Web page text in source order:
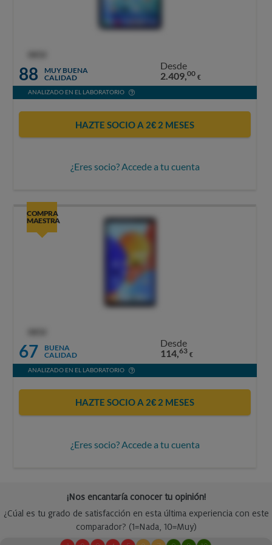
88
MUY BUENA
CALIDAD
Desde
2.409,00 €
ANALIZADO EN EL LABORATORIO
HAZTE SOCIO A 2€ 2 MESES
¿Eres socio? Accede a tu cuenta
COMPRA
MAESTRA
67
BUENA
CALIDAD
Desde
114,63 €
ANALIZADO EN EL LABORATORIO
HAZTE SOCIO A 2€ 2 MESES
¿Eres socio? Accede a tu cuenta